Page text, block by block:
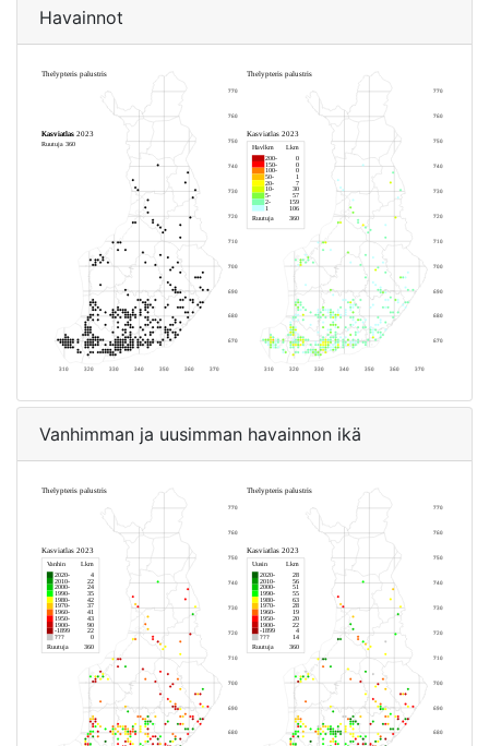
Havainnot
Vanhimman ja uusimman havainnon ikä